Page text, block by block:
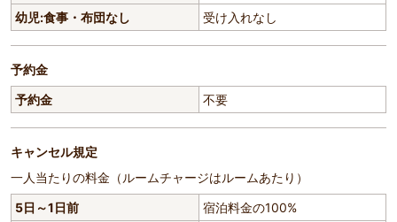
幼児:食事・布団なし
受け入れなし
予約金
予約金
不要
キャンセル規定
一人当たりの料金（ルームチャージはルームあたり）
5日～1日前
宿泊料金の100%